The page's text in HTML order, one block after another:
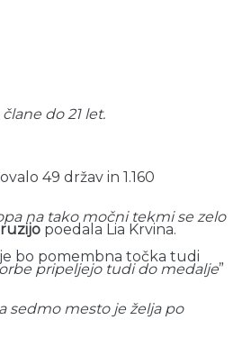
do 21 let.
49 držav in 1.160
na tako močni tekmi se zelo
poedala Lia Krvina.
bo pomembna točka tudi
pripeljejo tudi do medalje”
sedmo mesto je želja po